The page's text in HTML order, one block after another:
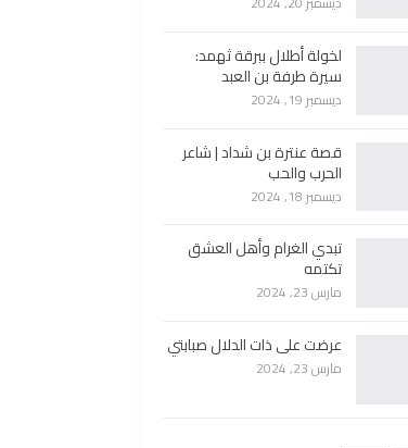
لخولة أطلال ببرقة ثهمد:
سيرة طرفة بن العبد
ديسمبر 19, 2024
قصة عنترة بن شداد | شاعر
الحرب والحب
ديسمبر 18, 2024
تبدي الغرام وأهل العشق
تكتمه
مارس 23, 2024
عرضت على ذات الدلال صبابتي
مارس 23, 2024